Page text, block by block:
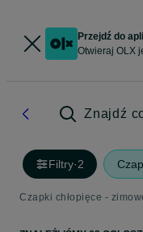
Przejdź do
Otwieraj OLX
Znajdź
Filtry·2